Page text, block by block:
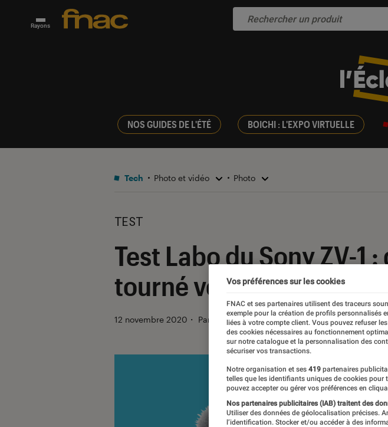
Rayons
NOS GUIDES DE L'ÉTÉ BOICHI : L'EXPO VIRTUELLE
Tech Photo et vidéo Photo
TEST
Test Labo du Sony ZV-1
tourné vers la vidéo ?
12 novembre 2020 ・ Par Labo Fnac, Laure Renouard
Vos préférences sur les cookies
FNAC et ses partenaires utilisent des traceurs
exemple pour la création de profils personnalisés
liées à votre compte client. Vous pouvez refuser
des cookies nécessaires au fonctionnement
sur notre catalogue et la personnalisation des
sécuriser vos transactions.
Notre organisation et ses 419 partenaires
telles que les identifiants uniques de cookies
pouvez accepter ou gérer vos préférences en
Nos partenaires publicitaires (IAB) traitent des
Utiliser des données de géolocalisation précises.
l’identification. Stocker et/ou accéder à des